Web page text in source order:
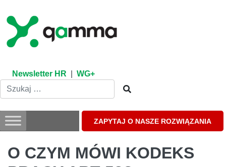
content
Newsletter HR WG+
ZAPYTAJ O NASZE ROZWIĄZANIA
O CZYM MÓWI KODEKS